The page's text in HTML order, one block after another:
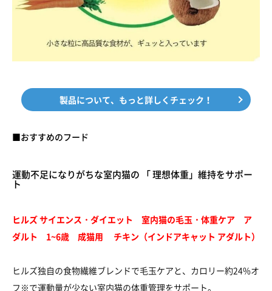
製品について、もっと詳しくチェック！
■おすすめのフード
運動不足になりがちな室内猫の 「 理想体重」維持をサポー
ト
ヒルズ サイエンス・ダイエット 室内猫の毛玉・体重ケア ア
ダルト 1~6歳 成猫用 チキン（インドアキャット アダルト）
ヒルズ独自の食物繊維ブレンドで毛玉ケアと、カロリー約24%オ
フ※で運動量が少ない室内猫の体重管理をサポート。